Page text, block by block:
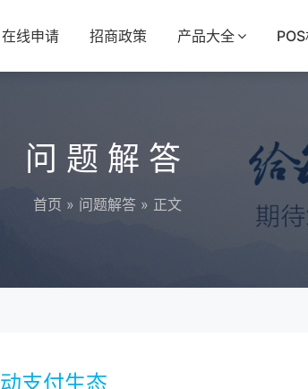
在线申请 招商政策 产品大全
问题解答
首页 » 问题解答 » 正文
支付生态